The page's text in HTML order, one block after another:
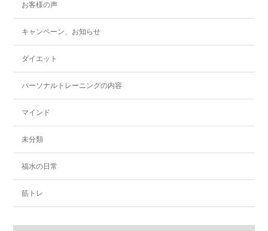
お客様の声
キャンペーン、お知らせ
ダイエット
パーソナルトレーニングの内容
マインド
未分類
福水の日常
筋トレ